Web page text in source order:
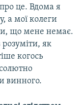
це. Вдома я
а мої колеги
що мене немає.
розуміти, як
когось
винного.